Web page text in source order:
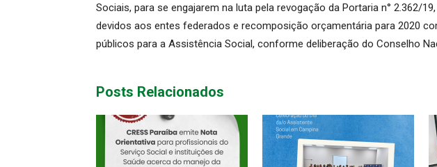
Sociais, para se engajarem na luta pela revogação da Portaria n° 2.362/
devidos aos entes federados e recomposição orçamentária para 2020
públicos para a Assistência Social, conforme deliberação do Conselho
Posts Relacionados